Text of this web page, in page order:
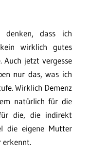
dass ich
wirklich gutes
Auch jetzt vergesse
nur das, was ich
Wirklich Demenz
natürlich für die
die, die indirekt
die eigene Mutter
erkennt.